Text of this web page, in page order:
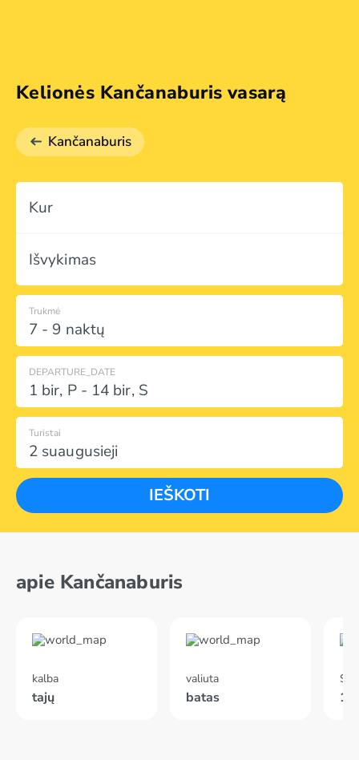
Kelionės Kančanaburis vasarą
Kančanaburis
Kur
Išvykimas
7 - 9 naktų
Trukmė
DEPARTURE_DATE
1 bir, P- 14 bir, S
2 suaugusieji
Turistai
IEŠKOTI
apie Kančanaburis
kalba
tajų
valiuta
batas